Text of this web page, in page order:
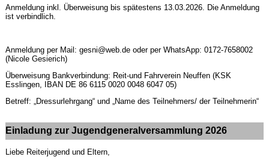
Anmeldung inkl. Überweisung bis spätestens 13.03.2026. Die Anmeldung
ist verbindlich.
Anmeldung per Mail: gesni@web.de oder per WhatsApp: 0172-7658002
(Nicole Gesierich)
Überweisung Bankverbindung: Reit-und Fahrverein Neuffen (KSK
Esslingen, IBAN DE 86 6115 0020 0048 6047 05)
Betreff: „Dressurlehrgang“ und „Name des Teilnehmers/ der Teilnehmerin“
Einladung zur Jugendgeneralversammlung 2026
Liebe Reiterjugend und Eltern,